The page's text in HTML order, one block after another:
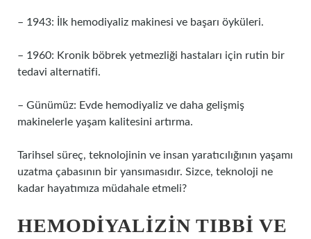
– 1943: İlk hemodiyaliz makinesi ve başarı öyküleri.
– 1960: Kronik böbrek yetmezliği hastaları için rutin bir
tedavi alternatifi.
– Günümüz: Evde hemodiyaliz ve daha gelişmiş
makinelerle yaşam kalitesini artırma.
Tarihsel süreç, teknolojinin ve insan yaratıcılığının yaşamı
uzatma çabasının bir yansımasıdır. Sizce, teknoloji ne
kadar hayatımıza müdahale etmeli?
HEMODIYALIZIN TIBBI VE